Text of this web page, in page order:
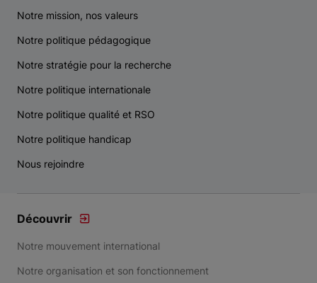
Notre mission, nos valeurs
Notre politique pédagogique
Notre stratégie pour la recherche
Notre politique internationale
Notre politique qualité et RSO
Notre politique handicap
Nous rejoindre
Découvrir
Notre mouvement international
Notre organisation et son fonctionnement